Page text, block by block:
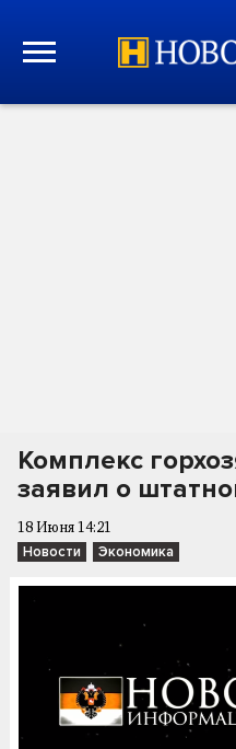
Комплекс
заявил о
18 Июня 14:21
Новости Экономика